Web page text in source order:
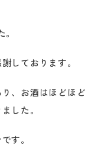
しております。
、お酒はほどほど
した。
す。